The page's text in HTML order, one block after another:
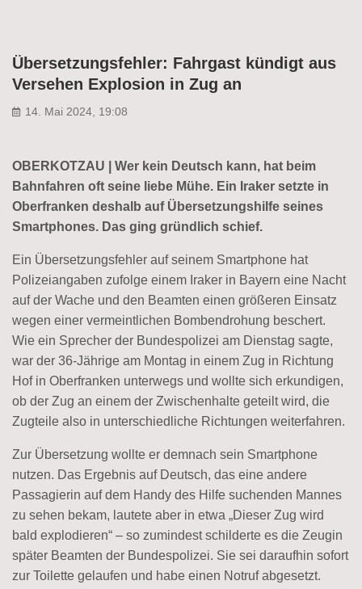
Übersetzungsfehler: Fahrgast kündigt aus
Versehen Explosion in Zug an
14. Mai 2024, 19:08
OBERKOTZAU | Wer kein Deutsch kann, hat beim
Bahnfahren oft seine liebe Mühe. Ein Iraker setzte in
Oberfranken deshalb auf Übersetzungshilfe seines
Smartphones. Das ging gründlich schief.
Ein Übersetzungsfehler auf seinem Smartphone hat
Polizeiangaben zufolge einem Iraker in Bayern eine Nacht
auf der Wache und den Beamten einen größeren Einsatz
wegen einer vermeintlichen Bombendrohung beschert.
Wie ein Sprecher der Bundespolizei am Dienstag sagte,
war der 36-Jährige am Montag in einem Zug in Richtung
Hof in Oberfranken unterwegs und wollte sich erkundigen,
ob der Zug an einem der Zwischenhalte geteilt wird, die
Zugteile also in unterschiedliche Richtungen weiterfahren.
Zur Übersetzung wollte er demnach sein Smartphone
nutzen. Das Ergebnis auf Deutsch, das eine andere
Passagierin auf dem Handy des Hilfe suchenden Mannes
zu sehen bekam, lautete aber in etwa „Dieser Zug wird
bald explodieren“ – so zumindest schilderte es die Zeugin
später Beamten der Bundespolizei. Sie sei daraufhin sofort
zur Toilette gelaufen und habe einen Notruf abgesetzt.